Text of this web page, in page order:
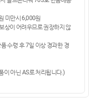
미만시 6,000원
상이 어려우므로 권장하지 않
수령 후 7일 이상 경과한 경
이 아닌 AS로 처리됩니다.)